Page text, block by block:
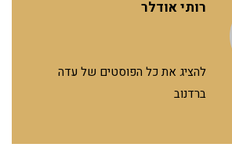
רותי אודלר
להציג את כל הפוסטים של עדה
ברדנוב